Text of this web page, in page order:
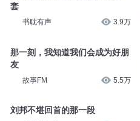
套
书耽有声 3.9万
那一刻，我知道我们会成为好朋
友
故事FM 5.5万
刘邦不堪回首的那一段